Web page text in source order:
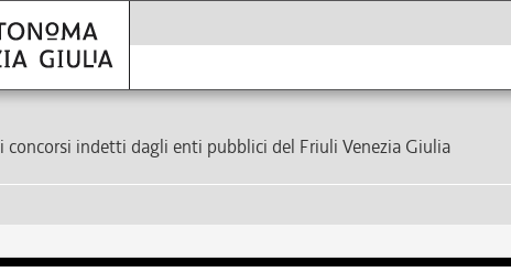
i concorsi indetti dagli enti pubblici del Friuli Venezia Giulia